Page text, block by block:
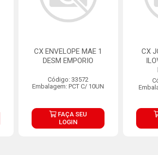
CX ENVELOPE MAE 1
DESM EMPORIO
Código: 33572
Embalagem: PCT C/ 10UN
FAÇA SEU
LOGIN
CX